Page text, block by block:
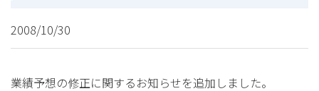
2008/10/30
業績予想の修正に関するお知らせを追加しました。